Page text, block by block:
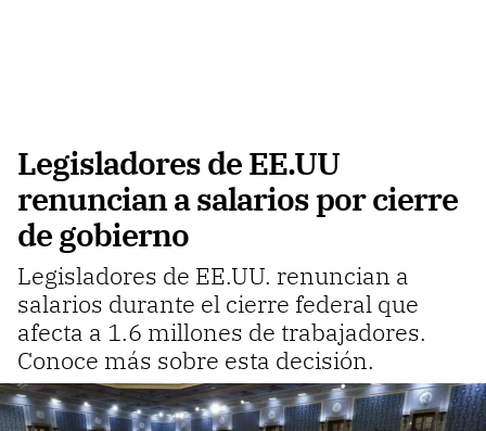
Legisladores de EE.UU
renuncian a salarios por cierre
de gobierno
Legisladores de EE.UU. renuncian a
salarios durante el cierre federal que
afecta a 1.6 millones de trabajadores.
Conoce más sobre esta decisión.